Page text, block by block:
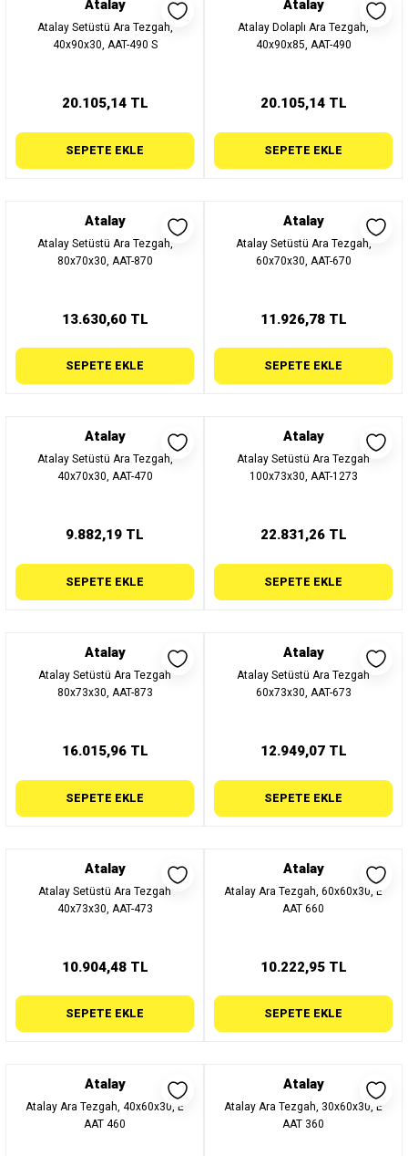
Atalay
Atalay Setüstü Ara Tezgah,
40x90x30, AAT-490 S
20.105,14 TL
SEPETE EKLE
Atalay
Atalay Dolaplı Ara Tezgah,
40x90x85, AAT-490
20.105,14 TL
SEPETE EKLE
Atalay
Atalay Setüstü Ara Tezgah,
80x70x30, AAT-870
13.630,60 TL
SEPETE EKLE
Atalay
Atalay Setüstü Ara Tezgah,
60x70x30, AAT-670
11.926,78 TL
SEPETE EKLE
Atalay
Atalay Setüstü Ara Tezgah,
40x70x30, AAT-470
9.882,19 TL
SEPETE EKLE
Atalay
Atalay Setüstü Ara Tezgah
100x73x30, AAT-1273
22.831,26 TL
SEPETE EKLE
Atalay
Atalay Setüstü Ara Tezgah
80x73x30, AAT-873
16.015,96 TL
SEPETE EKLE
Atalay
Atalay Setüstü Ara Tezgah
60x73x30, AAT-673
12.949,07 TL
SEPETE EKLE
Atalay
Atalay Setüstü Ara Tezgah
40x73x30, AAT-473
10.904,48 TL
SEPETE EKLE
Atalay
Atalay Ara Tezgah, 60x60x30, E
AAT 660
10.222,95 TL
SEPETE EKLE
Atalay
Atalay Ara Tezgah, 40x60x30, E
AAT 460
Atalay
Atalay Ara Tezgah, 30x60x30, E
AAT 360